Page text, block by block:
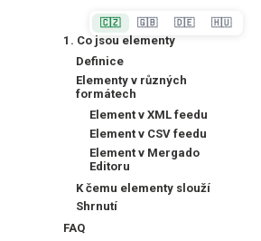
1. Co jsou elementy
Definice
Elementy v různých
formátech
Element v XML feedu
Element v CSV feedu
Element v Mergado
Editoru
K čemu elementy slouží
Shrnutí
FAQ
🇨🇿 🇬🇧 🇩🇪 🇭🇺